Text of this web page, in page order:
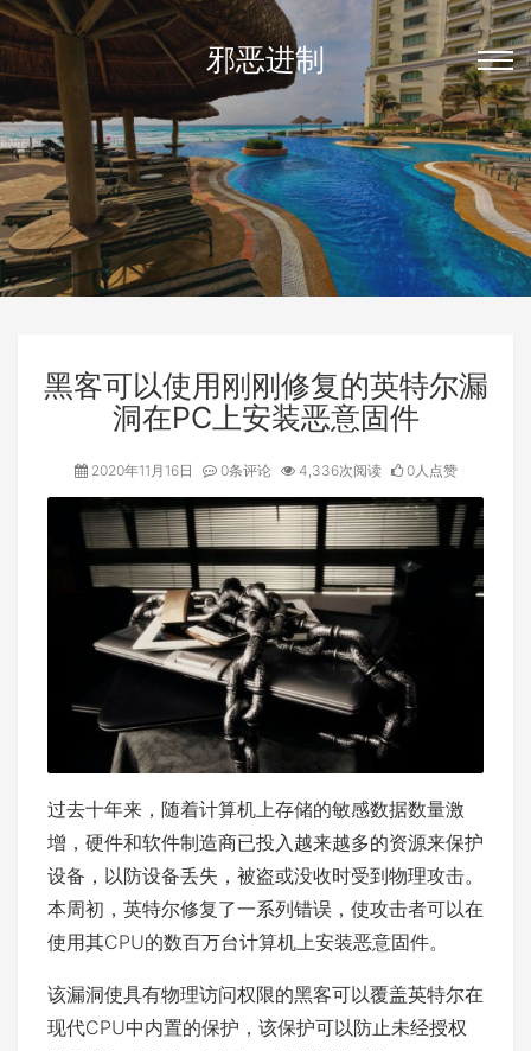
邪恶进制
黑客可以使用刚刚修复的英特尔漏
洞在PC上安装恶意固件
2020年11月16日 0条评论 4,336次阅读 0人点赞
过去十年来，随着计算机上存储的敏感数据数量激
增，硬件和软件制造商已投入越来越多的资源来保护
设备，以防设备丢失，被盗或没收时受到物理攻击。
本周初，英特尔修复了一系列错误，使攻击者可以在
使用其CPU的数百万台计算机上安装恶意固件。
该漏洞使具有物理访问权限的黑客可以覆盖英特尔在
现代CPU中内置的保护，该保护可以防止未经授权